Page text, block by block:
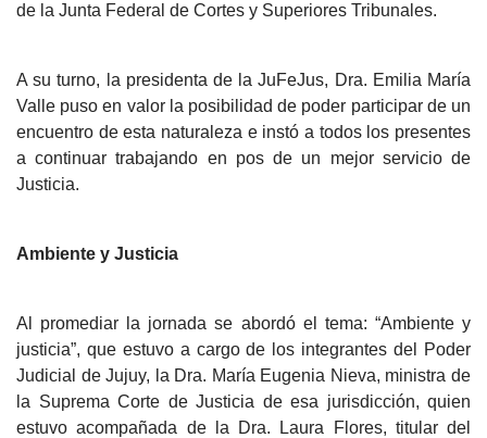
de la Junta Federal de Cortes y Superiores Tribunales.
A su turno, la presidenta de la JuFeJus, Dra. Emilia María
Valle puso en valor la posibilidad de poder participar de un
encuentro de esta naturaleza e instó a todos los presentes
a continuar trabajando en pos de un mejor servicio de
Justicia.
Ambiente y Justicia
Al promediar la jornada se abordó el tema: “Ambiente y
justicia”, que estuvo a cargo de los integrantes del Poder
Judicial de Jujuy, la Dra. María Eugenia Nieva, ministra de
la Suprema Corte de Justicia de esa jurisdicción, quien
estuvo acompañada de la Dra. Laura Flores, titular del